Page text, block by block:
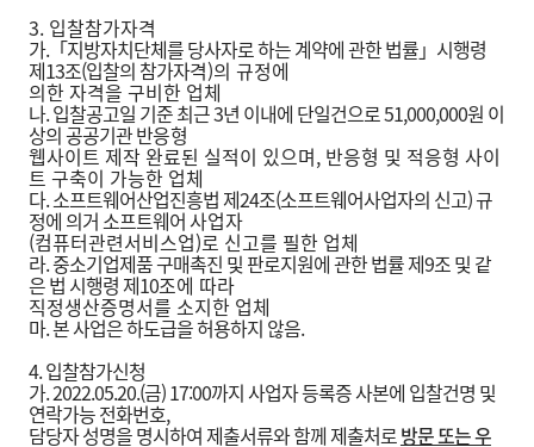
3. 입찰참가자격
가.「지방자치단체를 당사자로 하는 계약에 관한 법률」시행령
제13조(입찰의 참가자격)의 규정에
의한 자격을 구비한 업체
나. 입찰공고일 기준 최근 3년 이내에 단일건으로 51,000,000원 이
상의 공공기관 반응형
웹사이트 제작 완료된 실적이 있으며, 반응형 및 적응형 사이
트 구축이 가능한 업체
다. 소프트웨어산업진흥법 제24조(소프트웨어사업자의 신고) 규
정에 의거 소프트웨어사업자
(컴퓨터관련서비스업)로 신고를 필한 업체
라. 중소기업제품 구매촉진 및 판로지원에 관한 법률 제9조 및 같
은 법 시행령 제10조에 따라
직정생산증명서를 소지한 업체
마. 본 사업은 하도급을 허용하지 않음.
4. 입찰참가신청
가. 2022.05.20.(금) 17:00까지 사업자 등록증 사본에 입찰건명 및
연락가능 전화번호,
담당자 성명을 명시하여 제출서류와 함께 제출처로방문 또는 우